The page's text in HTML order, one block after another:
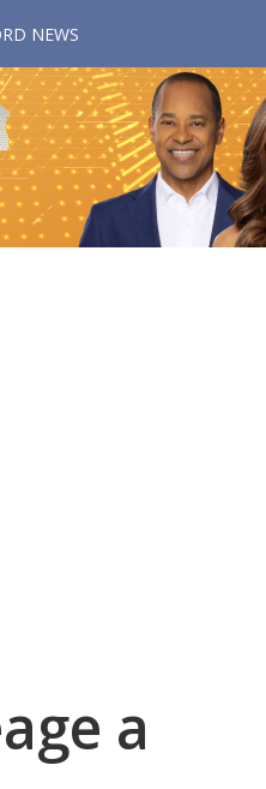
NEWS
a